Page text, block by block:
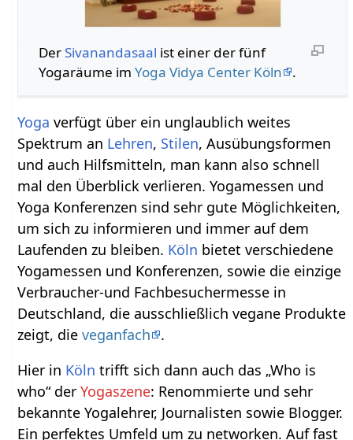
Der Sivanandasaal ist einer der fünf
Yogaräume im Yoga Vidya Center Köln .
Yoga verfügt über ein unglaublich weites
Spektrum an Lehren, Stilen, Ausübungsformen
und auch Hilfsmitteln, man kann also schnell
mal den Überblick verlieren. Yogamessen und
Yoga Konferenzen sind sehr gute Möglichkeiten,
um sich zu informieren und immer auf dem
Laufenden zu bleiben. Köln bietet verschiedene
Yogamessen und Konferenzen, sowie die einzige
Verbraucher-und Fachbesuchermesse in
Deutschland, die ausschließlich vegane Produkte
zeigt, dieveganfach
.
Hier in Köln trifft sich dann auch das „Who is
who“ derYogaszene: Renommierte und sehr
bekannte Yogalehrer, Journalisten sowie Blogger.
Ein perfektes Umfeld um zu networken. Auf fast